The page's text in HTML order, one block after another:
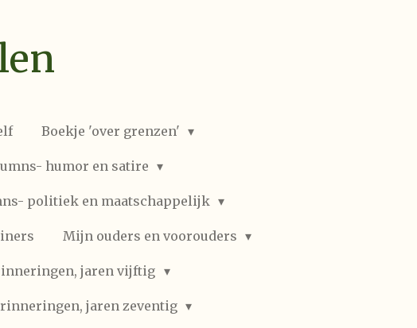
Boekje 'over grenzen'
humor en satire
politiek en maatschappelijk
Mijn ouders en voorouders
jaren vijftig
jaren zeventig